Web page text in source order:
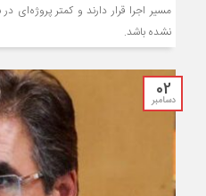
مسیر اجرا قرار دارند و کمتر پروژه‌ای
نشده باشد.
02
دسامبر